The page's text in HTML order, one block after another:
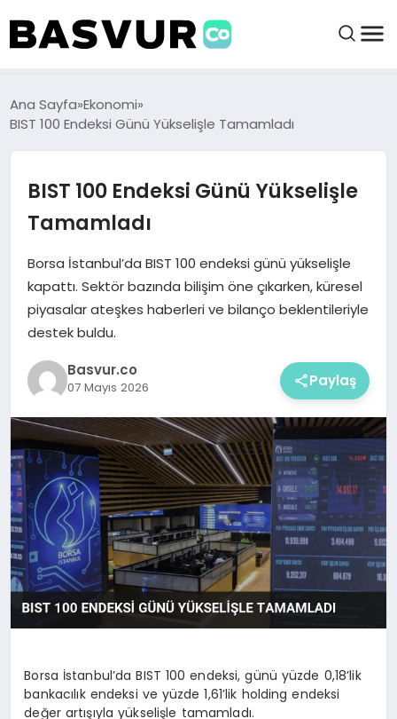
BAŞVURULAR
BAYILIKLER
İŞ FIKIRLERI
KRIPTO HABER
Ana Sayfa Ekonomi
BIST 100 Endeksi Günü Yükselişle Tamamladı
BIST 100 Endeksi Günü Yükselişle
Tamamladı
Borsa İstanbul’da BIST 100 endeksi günü yükselişle
kapattı. Sektör bazında bilişim öne çıkarken, küresel
piyasalar ateşkes haberleri ve bilanço beklentileriyle
destek buldu.
Basvur.co
07 Mayıs 2026 Paylaş
Borsa İstanbul’da BIST 100 endeksi, günü yüzde 0,18’lik
bankacılık endeksi ve yüzde 1,61’lik holding endeksi
değer artışıyla yükselişle tamamladı.